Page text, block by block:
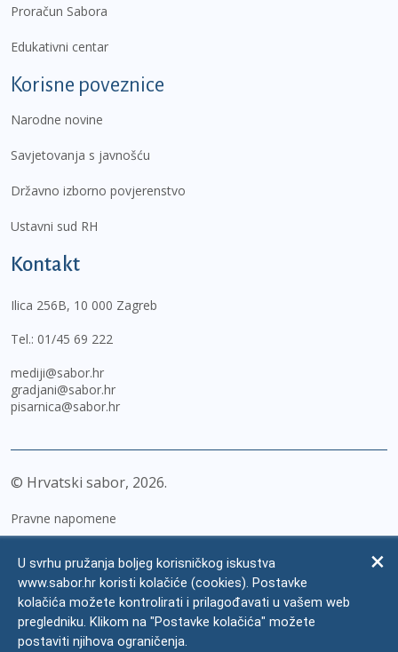
Proračun Sabora
Edukativni centar
Korisne poveznice
Narodne novine
Savjetovanja s javnošću
Državno izborno povjerenstvo
Ustavni sud RH
Kontakt
Ilica 256B, 10 000 Zagreb
Tel.: 01/45 69 222
mediji@sabor.hr
gradjani@sabor.hr
pisarnica@sabor.hr
© Hrvatski sabor, 2026
Pravne napomene
Zaštita osobnih podataka
Impressum
Česta pitanja
U svrhu pružanja boljeg korisničkog iskustva
www.sabor.hr koristi kolačiće (cookies). Postavke
kolačića možete kontrolirati i prilagođavati u vašem web
pregledniku. Klikom na "Postavke kolačića" možete
postaviti njihova ograničenja.